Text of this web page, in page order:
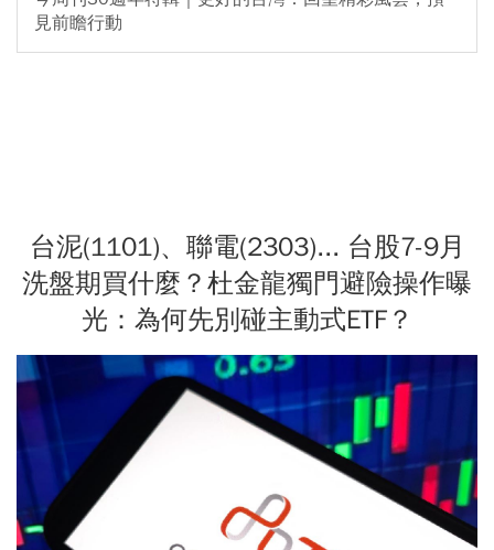
見前瞻行動
台泥(1101)、聯電(2303)... 台股7-9月
洗盤期買什麼？杜金龍獨門避險操作曝
光：為何先別碰主動式ETF？